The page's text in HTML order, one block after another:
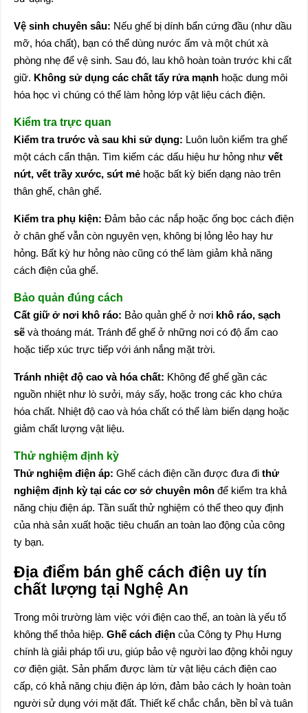
Vệ sinh chuyên sâu: Nếu ghế bị dính bẩn cứng đầu (như dầu
mỡ, hóa chất), bạn có thể dùng nước ấm và một chút xà
phòng nhẹ để vệ sinh. Sau đó, lau khô hoàn toàn trước khi cất
giữ. Không sử dụng các chất tẩy rửa mạnh hoặc dung môi
hóa học vì chúng có thể làm hỏng lớp vật liệu cách điện.
Kiểm tra trực quan
Kiểm tra trước và sau khi sử dụng: Luôn luôn kiểm tra ghế
một cách cẩn thận. Tìm kiếm các dấu hiệu hư hỏng nhưvết
nứt, vết trầy xước, sứt mẻ hoặc bất kỳ biến dạng nào trên
thân ghế, chân ghế.
Kiểm tra phụ kiện: Đảm bảo các nắp hoặc ống bọc cách điện
ở chân ghế vẫn còn nguyên vẹn, không bị lỏng lẻo hay hư
hỏng. Bất kỳ hư hỏng nào cũng có thể làm giảm khả năng
cách điện của ghế.
Bảo quản đúng cách
Cất giữ ở nơi khô ráo: Bảo quản ghế ở nơi khô ráo, sạch
sẽ và thoáng mát. Tránh để ghế ở những nơi có độ ẩm cao
hoặc tiếp xúc trực tiếp với ánh nắng mặt trời.
Tránh nhiệt độ cao và hóa chất: Không để ghế gần các
nguồn nhiệt như lò sưởi, máy sấy, hoặc trong các kho chứa
hóa chất. Nhiệt độ cao và hóa chất có thể làm biến dạng hoặc
giảm chất lượng vật liệu.
Thử nghiệm định kỳ
Thử nghiệm điện áp: Ghế cách điện cần được đưa đithử
nghiệm định kỳ tại các cơ sở chuyên môn để kiểm tra khả
năng chịu điện áp. Tần suất thử nghiệm có thể theo quy định
của nhà sản xuất hoặc tiêu chuẩn an toàn lao động của công
ty bạn.
Địa điểm bán ghế cách điện uy tín
chất lượng tại Nghệ An
Trong môi trường làm việc với điện cao thế, an toàn là yếu tố
không thể thỏa hiệp.Ghế cách điện của Công ty Phụ Hưng
chính là giải pháp tối ưu, giúp bảo vệ người lao động khỏi nguy
cơ điện giật. Sản phẩm được làm từ vật liệu cách điện cao
cấp, có khả năng chịu điện áp lớn, đảm bảo cách ly hoàn toàn
người sử dụng với mặt đất. Thiết kế chắc chắn, bền bỉ và tuân